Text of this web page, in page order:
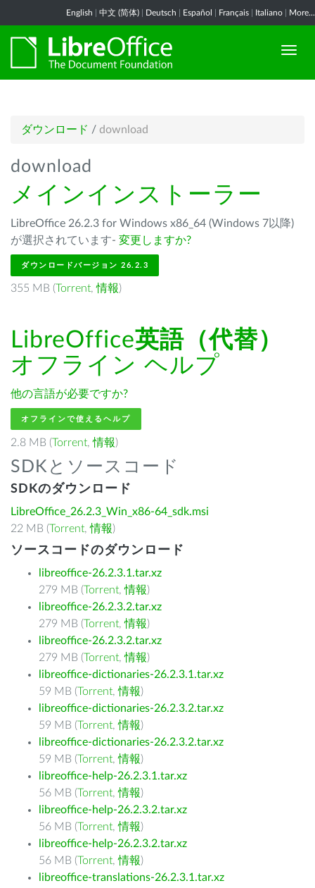
English 中文 (简体) Deutsch Español Français Italiano More...
ダウンロード / download
download
メインインストーラー
LibreOffice 26.2.3 for Windows x86_64 (Windows 7以降)
が選択されています- 変更しますか?
ダウンロードバージョン 26.2.3
355 MB (Torrent,情報)
LibreOffice英語（代替）
オフライン ヘルプ
他の言語が必要ですか?
オフラインで使えるヘルプ
2.8 MB (Torrent,情報)
SDKとソースコード
SDKのダウンロード
LibreOffice_26.2.3_Win_x86-64_sdk.msi
22 MB (Torrent,情報)
ソースコードのダウンロード
libreoffice-26.2.3.1.tar.xz
279 MB (Torrent,情報)
libreoffice-26.2.3.2.tar.xz
279 MB (Torrent,情報)
libreoffice-26.2.3.2.tar.xz
279 MB (Torrent,情報)
libreoffice-dictionaries-26.2.3.1.tar.xz
59 MB (Torrent,情報)
libreoffice-dictionaries-26.2.3.2.tar.xz
59 MB (Torrent,情報)
libreoffice-dictionaries-26.2.3.2.tar.xz
59 MB (Torrent,情報)
libreoffice-help-26.2.3.1.tar.xz
56 MB (Torrent,情報)
libreoffice-help-26.2.3.2.tar.xz
56 MB (Torrent,情報)
libreoffice-help-26.2.3.2.tar.xz
56 MB (Torrent,情報)
libreoffice-translations-26.2.3.1.tar.xz